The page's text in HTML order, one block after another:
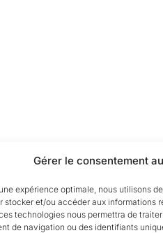
Gérer le consentement
expérience optimale, nous utilisons
stocker et/ou accéder aux informations
technologies nous permettra de
de navigation ou des identifiants